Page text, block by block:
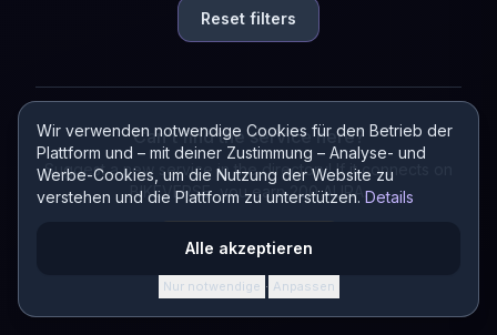
Wir verwenden notwendige Cookies für den Betrieb der
Plattform und – mit deiner Zustimmung – Analyse- und
Werbe-Cookies, um die Nutzung der Website zu
verstehen und die Plattform zu unterstützen. Details
Alle akzeptieren
Nur notwendige · Anpassen
Reset filters
Can't find the service here?
Suggest a new service in the directory! If it connects on
BIKEVERSE, you earn 200 AURA.
Suggest a service